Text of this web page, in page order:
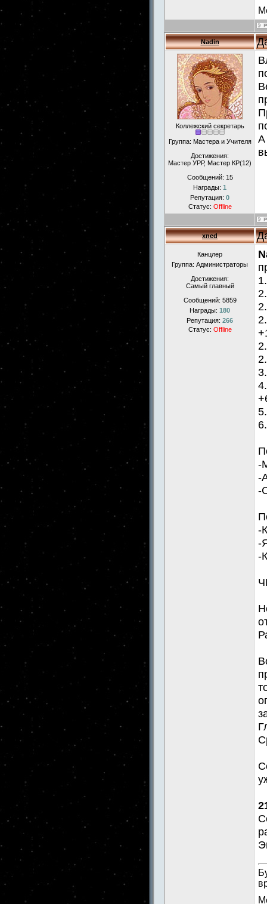
Nadin
Коллежский секретарь
Группа: Мастера и Учителя
Достижения:
Мастер УРР, Мастер КР(12)
Сообщений: 15
Награды: 1
Репутация: 0
Статус: Offline
А
xned
Канцлер
Группа: Администраторы
Достижения:
Самый главный
Сообщений: 5859
Награды: 180
Репутация: 266
Статус: Offline
-
-
-
-
-
-